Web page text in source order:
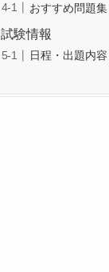
おすすめ問題集
試験情報
日程・出題内